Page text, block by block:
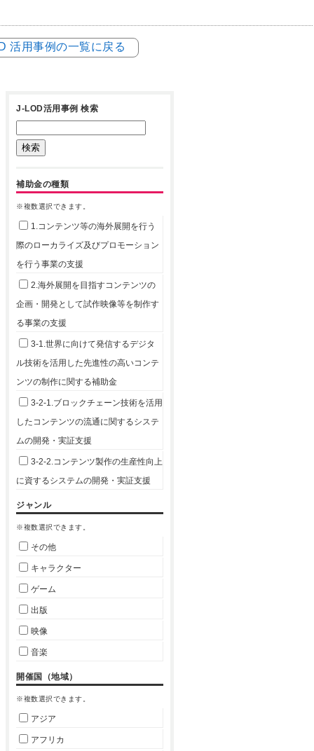
活用事例の一覧に戻る
J-LOD活用事例 検索
補助金の種類
※複数選択できます。
1.コンテンツ等の海外展開を行う
際のローカライズ及びプロモーション
を行う事業の支援
2.海外展開を目指すコンテンツの
企画・開発として試作映像等を制作す
る事業の支援
3-1.世界に向けて発信するデジタ
ル技術を活用した先進性の高いコンテ
ンツの制作に関する補助金
3-2-1.ブロックチェーン技術を活用
したコンテンツの流通に関するシステ
ムの開発・実証支援
3-2-2.コンテンツ製作の生産性向上
に資するシステムの開発・実証支援
ジャンル
※複数選択できます。
その他
キャラクター
ゲーム
出版
映像
音楽
開催国（地域）
※複数選択できます。
アジア
アフリカ